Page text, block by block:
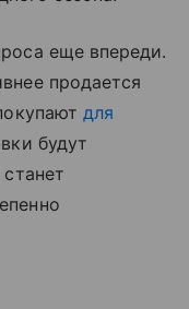
еще впереди.
продается
для
будут